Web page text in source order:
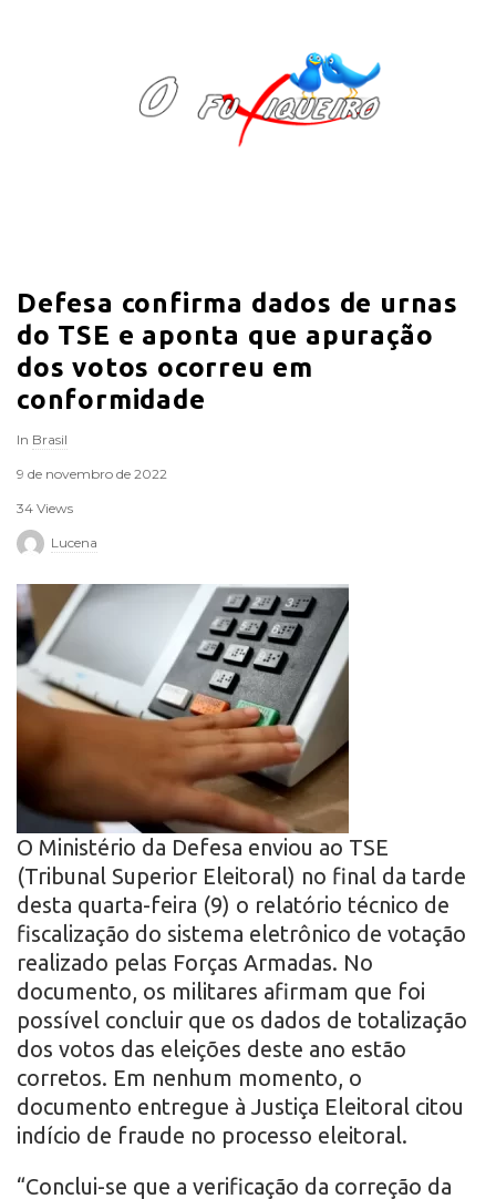
F
q
u
e
i
o
Defesa confirma dados de urnas
do TSE e aponta que apuração
dos votos ocorreu em
conformidade
In Brasil
9 de novembro de 2022
34 Views
Lucena
O Ministério da Defesa enviou ao TSE
(Tribunal Superior Eleitoral) no final da tarde
desta quarta-feira (9) o relatório técnico de
fiscalização do sistema eletrônico de votação
realizado pelas Forças Armadas. No
documento, os militares afirmam que foi
possível concluir que os dados de totalização
dos votos das eleições deste ano estão
corretos. Em nenhum momento, o
documento entregue à Justiça Eleitoral citou
indício de fraude no processo eleitoral.
“Conclui-se que a verificação da correção da